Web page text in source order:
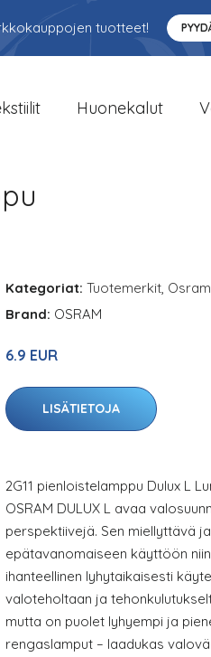
tuotteet!
Huonekalut
Kategoriat: Tuotemerkit, Osram
Brand: OSRAM
6.9 EUR
LISÄTIETOJA
2G11 pienloistelamppu Dulux L
OSRAM DULUX L avaa
perspektiivejä. Sen miellyttävä
epätavanomaiseen käyttöön
ihanteellinen lyhytaikaisesti
valoteholtaan ja
mutta on puolet lyhyempi ja
rengaslamput – laadukas